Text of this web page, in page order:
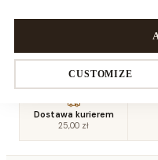
200x290
Dostawa kurierem
25,00 zł
CUSTOMIZE
You decide which data we
the store and cart. The rest